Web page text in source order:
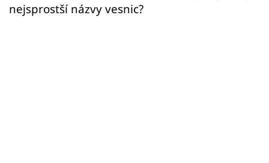
Sledujte prima+
nejsprostší názvy vesnic?